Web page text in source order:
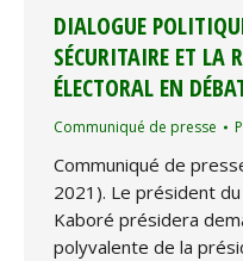
DIALOGUE
SÉCURITAIRE ET LA
ÉLECTORAL EN
Communiqué de presse
Communiqué de
2021). Le président
Kaboré présidera
polyvalente de la